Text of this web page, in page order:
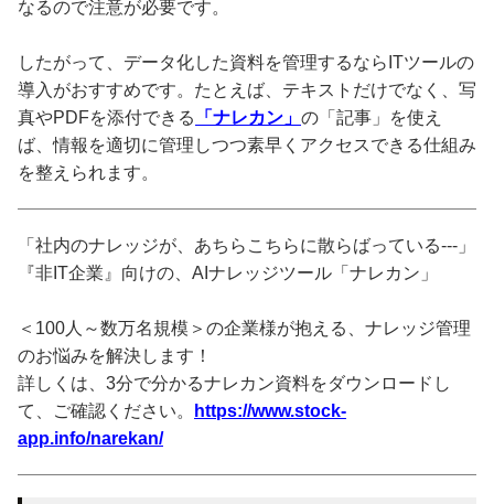
なるので注意が必要です。
したがって、データ化した資料を管理するならITツールの
導入がおすすめです。たとえば、テキストだけでなく、写
真やPDFを添付できる
「ナレカン」 の「記事」を使え
ば、情報を適切に管理しつつ素早くアクセスできる仕組み
を整えられます。
「社内のナレッジが、あちらこちらに散らばっている---」
『非IT企業』向けの、AIナレッジツール「ナレカン」
＜100人～数万名規模＞の企業様が抱える、ナレッジ管理
のお悩みを解決します！
詳しくは、3分で分かるナレカン資料をダウンロードし
て、ご確認ください。
https://www.stock-
app.info/narekan/